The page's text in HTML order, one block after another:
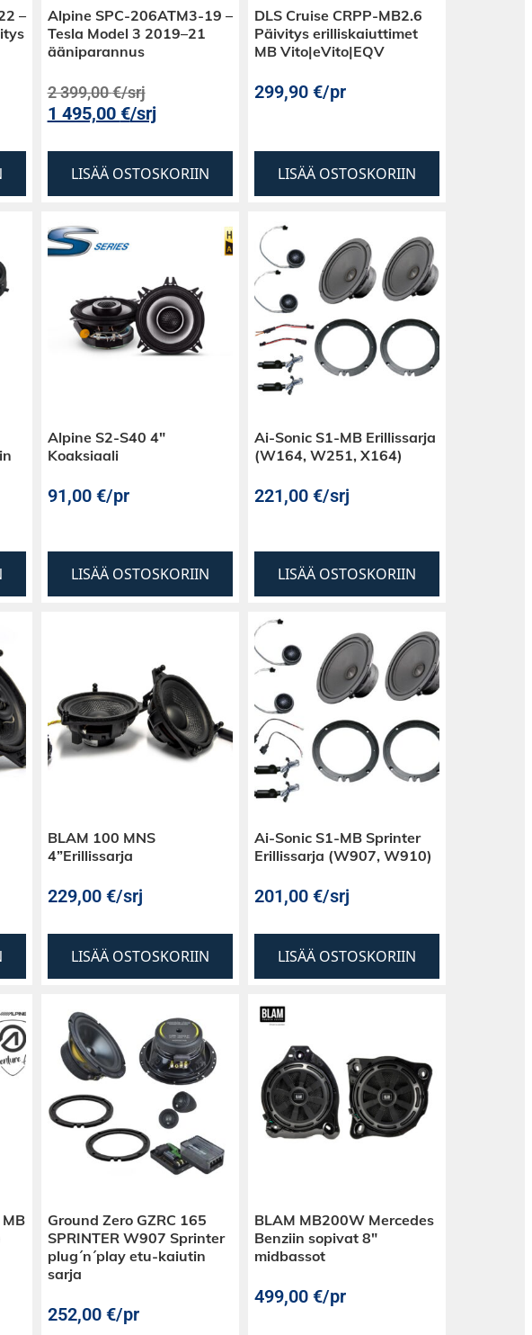
–
Alpine SPC-206ATM3-19 –
Tesla Model 3 2019–21
ääniparannus
2 399,00€/srj
1 495,00 €/srj
LISÄÄ OSTOSKORIIN
DLS Cruise CRPP-MB2.6
Päivitys erilliskaiuttimet
MB Vito|eVito|EQV
299,90 €/pr
LISÄÄ OSTOSKORIIN
Alpine S2-S40 4″
Koaksiaali
91,00 €/pr
LISÄÄ OSTOSKORIIN
Ai-Sonic S1-MB Erillissarja
(W164, W251, X164)
221,00 €/srj
LISÄÄ OSTOSKORIIN
BLAM 100 MNS
4”Erillissarja
229,00 €/srj
LISÄÄ OSTOSKORIIN
Ai-Sonic S1-MB Sprinter
Erillissarja (W907, W910)
201,00 €/srj
LISÄÄ OSTOSKORIIN
Ground Zero GZRC 165
SPRINTER W907 Sprinter
plug´n´play etu-kaiutin
sarja
252,00 €/pr
BLAM MB200W Mercedes
Benziin sopivat 8″
midbassot
499,00 €/pr